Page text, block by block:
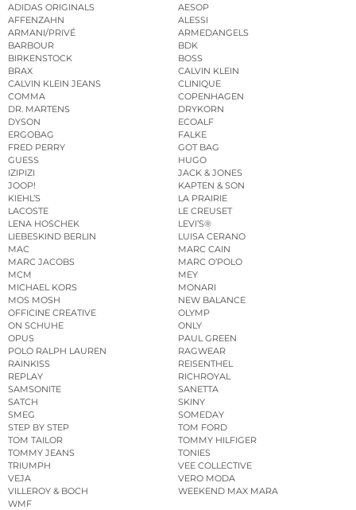
ADIDAS ORIGINALS
AESOP
AFFENZAHN
ALESSI
ARMANI/PRIVÉ
ARMEDANGELS
BARBOUR
BDK
BIRKENSTOCK
BOSS
BRAX
CALVIN KLEIN
CALVIN KLEIN JEANS
CLINIQUE
COMMA
COPENHAGEN
DR. MARTENS
DRYKORN
DYSON
ECOALF
ERGOBAG
FALKE
FRED PERRY
GOT BAG
GUESS
HUGO
IZIPIZI
JACK & JONES
JOOP!
KAPTEN & SON
KIEHL’S
LA PRAIRIE
LACOSTE
LE CREUSET
LENA HOSCHEK
LEVI’S®
LIEBESKIND BERLIN
LUISA CERANO
MAC
MARC CAIN
MARC JACOBS
MARC O’POLO
MCM
MEY
MICHAEL KORS
MONARI
MOS MOSH
NEW BALANCE
OFFICINE CREATIVE
OLYMP
ON SCHUHE
ONLY
OPUS
PAUL GREEN
POLO RALPH LAUREN
RAGWEAR
RAINKISS
REISENTHEL
REPLAY
RICHROYAL
SAMSONITE
SANETTA
SATCH
SKINY
SMEG
SOMEDAY
STEP BY STEP
TOM FORD
TOM TAILOR
TOMMY HILFIGER
TOMMY JEANS
TONIES
TRIUMPH
VEE COLLECTIVE
VEJA
VERO MODA
VILLEROY & BOCH
WEEKEND MAX MARA
WMF